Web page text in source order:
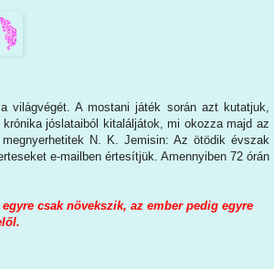
világvégét. A mostani játék során azt kutatjuk,
jóslataiból kitaláljátok, mi okozza majd az
N. K. Jemisin: Az ötödik évszak
e-mailben értesítjük. Amennyiben 72 órán
csak növekszik, az ember pedig egyre